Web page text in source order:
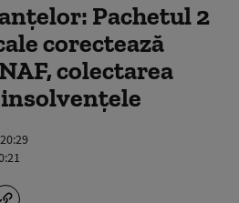
Pachetul 2
corectează
colectarea